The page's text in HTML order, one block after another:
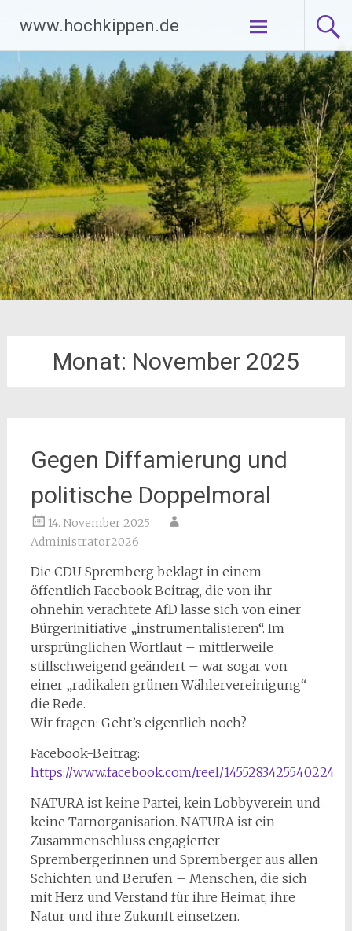
Inhalt
springen
www.hochkippen.de
Monat: November 2025
Gegen Diffamierung und
politische Doppelmoral
14. November 2025
Administrator2026
Die CDU Spremberg beklagt in einem
öffentlich Facebook Beitrag, die von ihr
ohnehin verachtete AfD lasse sich von einer
Bürgerinitiative „instrumentalisieren“. Im
ursprünglichen Wortlaut – mittlerweile
stillschweigend geändert – war sogar von
einer „radikalen grünen Wählervereinigung“
die Rede.
Wir fragen: Geht’s eigentlich noch?
Facebook-Beitrag:
https://www.facebook.com/reel/1455283425540224
NATURA ist keine Partei, kein Lobbyverein und
keine Tarnorganisation. NATURA ist ein
Zusammenschluss engagierter
Sprembergerinnen und Spremberger aus allen
Schichten und Berufen – Menschen, die sich
mit Herz und Verstand für ihre Heimat, ihre
Natur und ihre Zukunft einsetzen.